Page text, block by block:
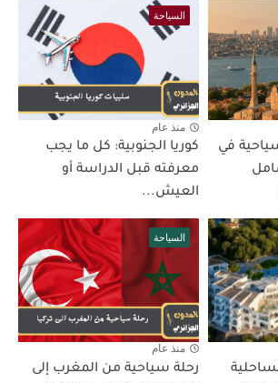
في
شامل
السياحة
منذ عام
كوريا الجنوبية: كل ما يجب
معرفته قبل الدراسة أو
العيش...
السياحة
منذ عام
رحلة سياحية من المغرب إلى